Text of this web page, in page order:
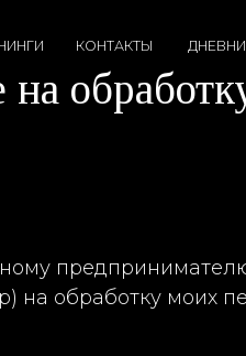
КОНТАКТЫ ДНЕВНИК
обработку
на обработку моих